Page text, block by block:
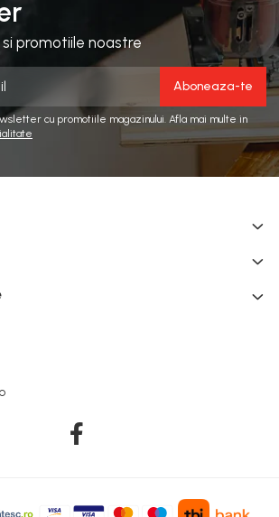
promotiile noastre
cu promotiile magazinului. Afla mai multe in